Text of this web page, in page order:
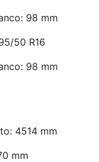
98 mm
50 R16
98 mm
4514 mm
mm